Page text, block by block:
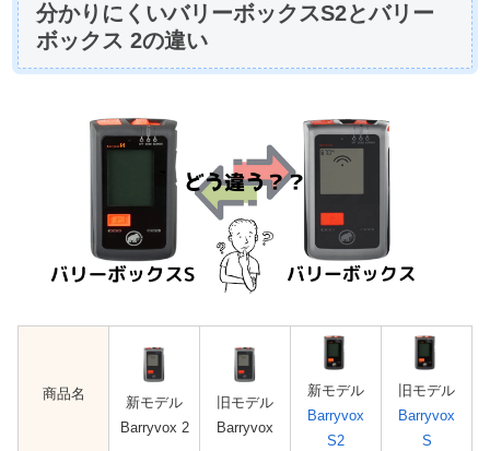
分かりにくいバリーボックスS2とバリー
ボックス 2の違い
商品名
新モデル
Barryvox 2
旧モデル
Barryvox
新モデル
Barryvox
S2
旧モデル
Barryvox
S